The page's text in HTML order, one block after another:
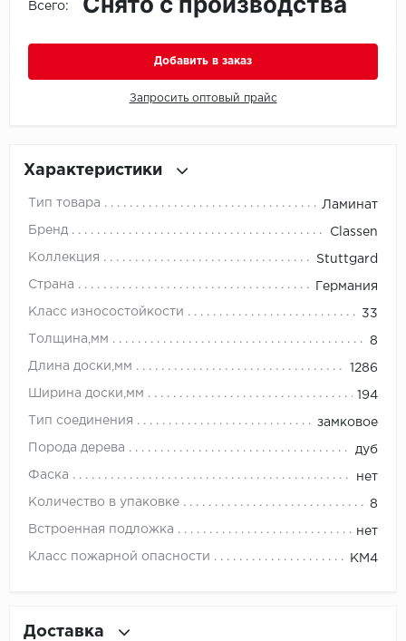
Lucky Floor
Made in Belgium
Next Step
Novafloor
Primavera
ROYCE
SPC
Всего:
Добавить в заказ
Запросить оптовый прайс
Характеристики
Тип товара Ламинат
Бренд Classen
Коллекция Stuttgard
Страна Германия
Класс износостойкости 33
Толщина,мм 8
Длина доски,мм 1286
Ширина доски,мм 194
Тип соединения замковое
Порода дерева дуб
Фаска нет
Количество в упаковке 8
Встроенная подложка нет
Класс пожарной опасности КМ4
Доставка